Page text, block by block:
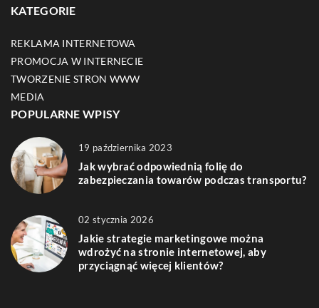
KATEGORIE
REKLAMA INTERNETOWA
PROMOCJA W INTERNECIE
TWORZENIE STRON WWW
MEDIA
POPULARNE WPISY
19 października 2023
Jak wybrać odpowiednią folię do
zabezpieczania towarów podczas transportu?
02 stycznia 2026
Jakie strategie marketingowe można
wdrożyć na stronie internetowej, aby
przyciągnąć więcej klientów?